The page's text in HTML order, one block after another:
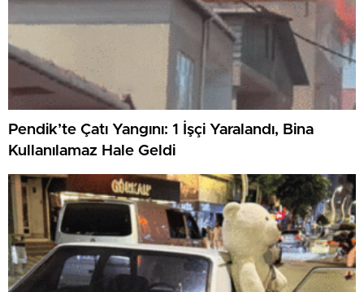
Pendik’te Çatı Yangını: 1 İşçi Yaralandı, Bina
Kullanılamaz Hale Geldi